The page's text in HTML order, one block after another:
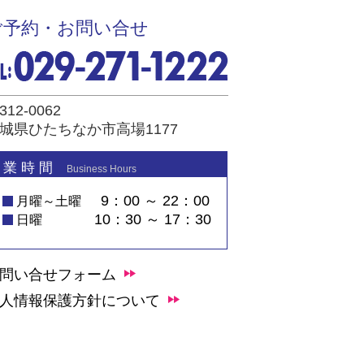
予約・お問い合せ
0062
県ひたちなか市高場1177
業 時 間 Business Hours
月曜～土曜 9：00 ～ 22：00
日曜 10：30 ～ 17：30
い合せフォーム
情報保護方針について